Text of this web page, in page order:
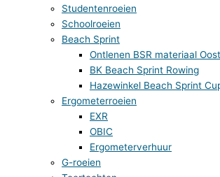
Studentenroeien
Schoolroeien
Beach Sprint
Ontlenen BSR materiaal
BK Beach Sprint Rowing
Hazewinkel Beach Sprint
Ergometerroeien
EXR
OBIC
Ergometerverhuur
G-roeien